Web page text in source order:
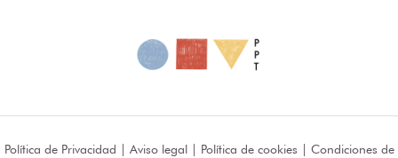
Política de Privacidad | Aviso legal| Política de cookies | Condiciones de